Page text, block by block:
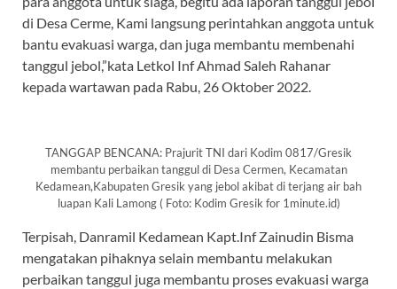
di Desa Cerme, Kami langsung perintahkan anggota untuk
bantu evakuasi warga, dan juga membantu membenahi
tanggul jebol,”kata Letkol Inf Ahmad Saleh Rahanar
kepada wartawan pada Rabu, 26 Oktober 2022.
TANGGAP BENCANA: Prajurit TNI dari Kodim 0817/Gresik
membantu perbaikan tanggul di Desa Cermen, Kecamatan
Kedamean,Kabupaten Gresik yang jebol akibat di terjang air bah
luapan Kali Lamong ( Foto: Kodim Gresik for 1minute.id)
Terpisah, Danramil Kedamean Kapt.Inf Zainudin Bisma
mengatakan pihaknya selain membantu melakukan
perbaikan tanggul juga membantu proses evakuasi warga